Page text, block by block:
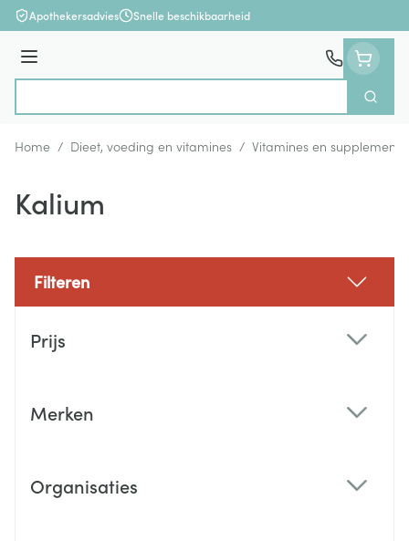
Ga naar de inhoud
Apothekersadvies Snelle beschikbaarheid
Menu
Zoek
Home / Dieet, voeding en vitamines / Vitamines en
Kalium
Filteren
Prijs
Merken
Organisaties